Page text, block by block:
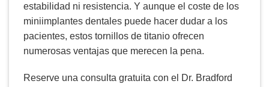
estabilidad ni resistencia. Y aunque el coste de los
miniimplantes dentales puede hacer dudar a los
pacientes, estos tornillos de titanio ofrecen
numerosas ventajas que merecen la pena.
Reserve una consulta gratuita con el Dr. Bradford